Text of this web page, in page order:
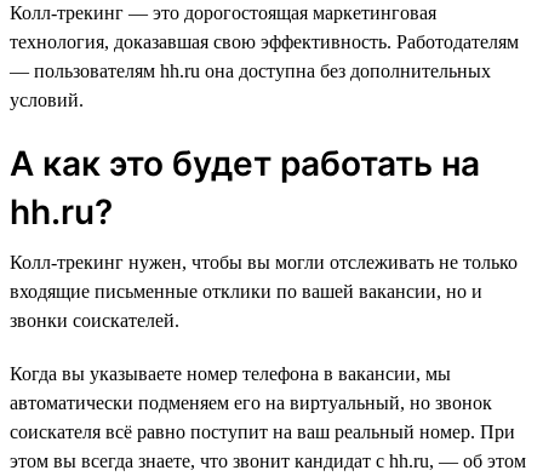
Колл-трекинг — это дорогостоящая маркетинговая
технология, доказавшая свою эффективность. Работодателям
— пользователям hh.ru она доступна без дополнительных
условий.
А как это будет работать на
hh.ru?
Колл-трекинг нужен, чтобы вы могли отслеживать не только
входящие письменные отклики по вашей вакансии, но и
звонки соискателей.
Когда вы указываете номер телефона в вакансии, мы
автоматически подменяем его на виртуальный, но звонок
соискателя всё равно поступит на ваш реальный номер. При
этом вы всегда знаете, что звонит кандидат с hh.ru, — об этом